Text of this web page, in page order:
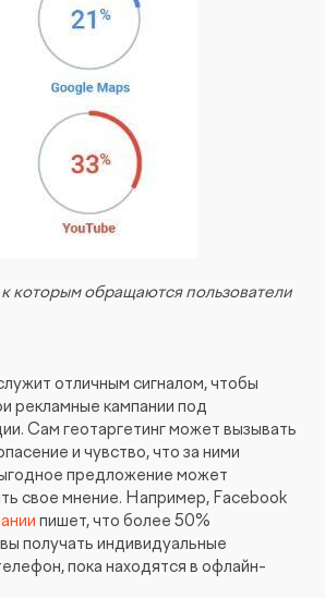
которым обращаются пользователи
отличным сигналом, чтобы
рекламные кампании под
Сам геотаргетинг может вызывать
и чувство, что за ними
предложение может
свое мнение. Например, Facebook
пишет, что более 50%
получать индивидуальные
пока находятся в офлайн-